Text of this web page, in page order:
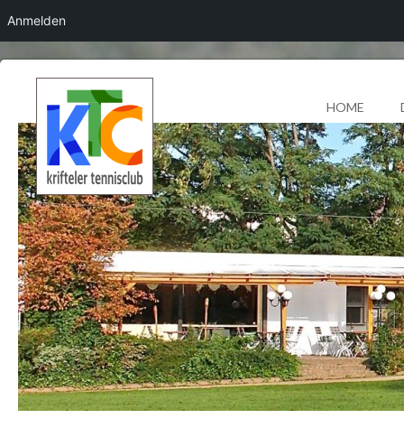
HOME
Anmelden